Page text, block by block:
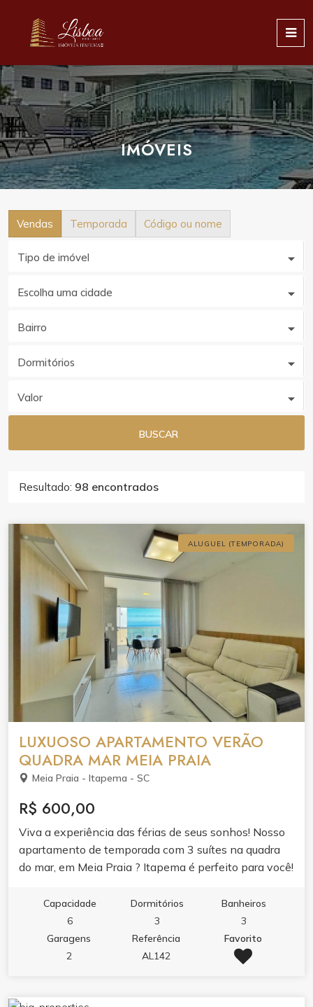
IMÓVEIS
Vendas Temporada Código ou nome
Tipo de imóvel
Escolha uma cidade
Bairro
Dormitórios
Valor
BUSCAR
Resultado: 98 encontrados
ALUGUEL (TEMPORADA)
LUXUOSO APARTAMENTO VERÃO
QUADRA MAR MEIA PRAIA
Meia Praia - Itapema - SC
R$ 600,00
Viva a experiência das férias de seus sonhos! Nosso
apartamento de temporada com 3 suítes na quadra
do mar, em Meia Praia ? Itapema é perfeito para você!
conforto e luxo que você merece! - Descrição
completa logo abaixo!
Capacidade
6
Dormitórios
3
Banheiros
3
Garagens
2
Referência
AL142
Favorito